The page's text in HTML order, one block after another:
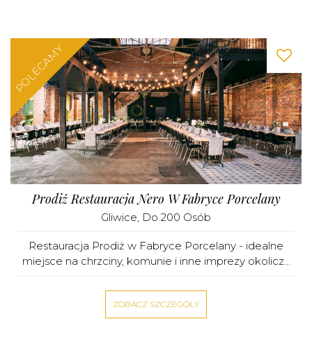
POLECAMY
Prodiż Restauracja Nero W Fabryce Porcelany
Gliwice, Do 200 Osób
Restauracja Prodiż w Fabryce Porcelany - idealne
miejsce na chrzciny, komunie i inne imprezy okolicz...
ZOBACZ SZCZEGÓŁY